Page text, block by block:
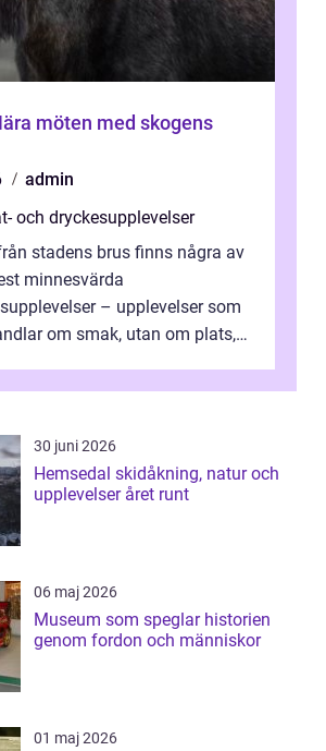
möten med skogens
admin
och dryckesupplevelser
stadens brus finns några av
minnesvärda
– upplevelser som
om smak, utan om plats,
30 juni 2026
Hemsedal skidåkning, natur och
upplevelser året runt
06 maj 2026
Museum som speglar historien
genom fordon och människor
01 maj 2026